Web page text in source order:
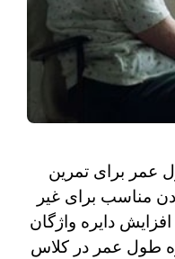
برای تمرین
مناسب برای غیر
دایره واژگان
طول عمر در کلاس